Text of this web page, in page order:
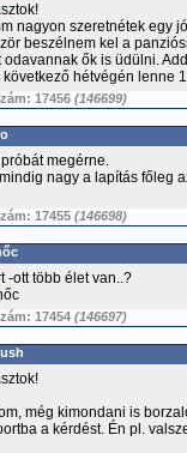
nagyon szeretnétek egy
beszélnem kel a
odavannak ők is üdülni.
következő hétvégén lenne
17456 (146699)
próbát megérne.
nagy a lapítás főleg
17455 (146698)
-ott több élet van..?
17454 (146697)
még kimondani is
a kérdést. Én pl.